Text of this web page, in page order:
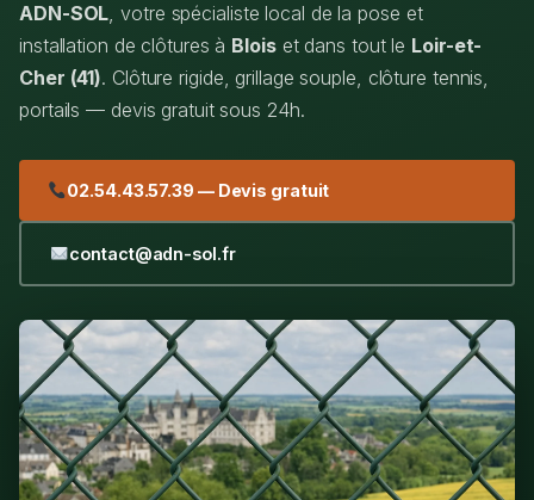
ADN-SOL, votre spécialiste local de la pose et
installation de clôtures à Bloiset dans tout le Loir-et-
Cher (41). Clôture rigide, grillage souple, clôture tennis,
portails — devis gratuit sous 24h.
02.54.43.57.39 — Devis gratuit
contact@adn-sol.fr